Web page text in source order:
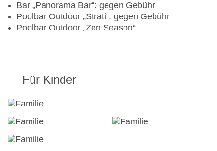
Bar „Panorama Bar“: gegen Gebühr
Poolbar Outdoor „Strati“: gegen Gebühr
Poolbar Outdoor „Zen Season“
Für Kinder